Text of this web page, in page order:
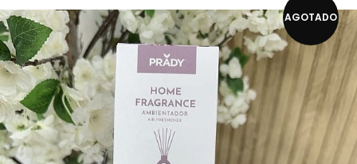
últimos
AGOTADO